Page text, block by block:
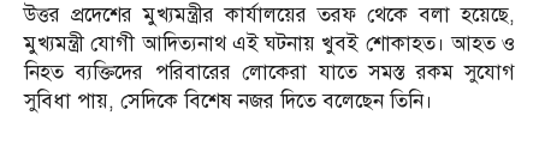
উত্তর প্রদেশের মুখ্যমন্ত্রীর কার্যালয়ের তরফ থেকে বলা হয়েছে,
মুখ্যমন্ত্রী যোগী আদিত্যনাথ এই ঘটনায় খুবই শোকাহত। আহত ও
নিহত ব্যক্তিদের পরিবারের লোকেরা যাতে সমস্ত রকম সুযোগ
সুবিধা পায়, সেদিকে বিশেষ নজর দিতে বলেছেন তিনি।